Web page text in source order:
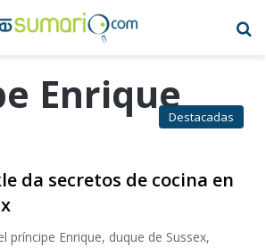
EnriqueDestacadas
da secretos de cocina en
príncipe Enrique, duque de Sussex,